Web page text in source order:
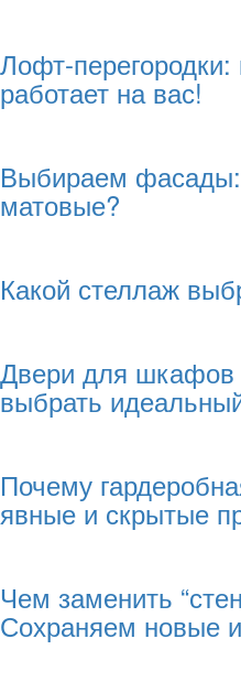
Лофт-перегородки:
работает на вас!
Выбираем
матовые?
Какой стеллаж
Двери для шкафов
выбрать
Почему
явные и скрытые
Чем заменить
Сохраняем новые